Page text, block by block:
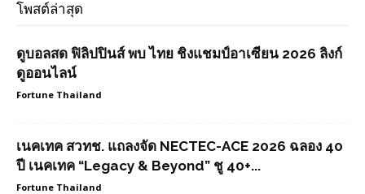
โพสต์ล่าสุด
ดูบอลสด ฟิลิปปินส์ พบ ไทย ชิงแชมป์อาเซียน 2026 ลิงก์
ดูออนไลน์
Fortune Thailand
เนคเทค สวทช. แถลงจัด NECTEC-ACE 2026 ฉลอง 40
ปี เนคเทค “Legacy & Beyond” ชู 40+...
Fortune Thailand